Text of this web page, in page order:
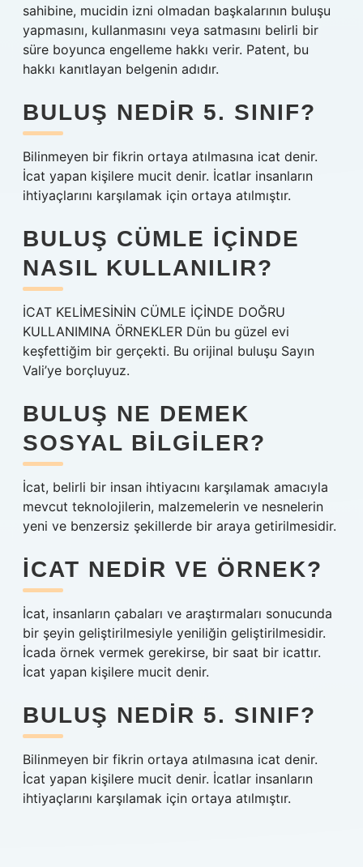
sahibine, mucidin izni olmadan başkalarının buluşu
yapmasını, kullanmasını veya satmasını belirli bir
süre boyunca engelleme hakkı verir. Patent, bu
hakkı kanıtlayan belgenin adıdır.
BULUŞ NEDIR 5. SINIF?
Bilinmeyen bir fikrin ortaya atılmasına icat denir.
İcat yapan kişilere mucit denir. İcatlar insanların
ihtiyaçlarını karşılamak için ortaya atılmıştır.
BULUŞ CÜMLE IÇINDE
NASIL KULLANILIR?
İCAT KELİMESİNİN CÜMLE İÇİNDE DOĞRU
KULLANIMINA ÖRNEKLER Dün bu güzel evi
keşfettiğim bir gerçekti. Bu orijinal buluşu Sayın
Vali’ye borçluyuz.
BULUŞ NE DEMEK
SOSYAL BILGILER?
İcat, belirli bir insan ihtiyacını karşılamak amacıyla
mevcut teknolojilerin, malzemelerin ve nesnelerin
yeni ve benzersiz şekillerde bir araya getirilmesidir.
İCAT NEDIR VE ÖRNEK?
İcat, insanların çabaları ve araştırmaları sonucunda
bir şeyin geliştirilmesiyle yeniliğin geliştirilmesidir.
İcada örnek vermek gerekirse, bir saat bir icattır.
İcat yapan kişilere mucit denir.
BULUŞ NEDIR 5. SINIF?
Bilinmeyen bir fikrin ortaya atılmasına icat denir.
İcat yapan kişilere mucit denir. İcatlar insanların
ihtiyaçlarını karşılamak için ortaya atılmıştır.